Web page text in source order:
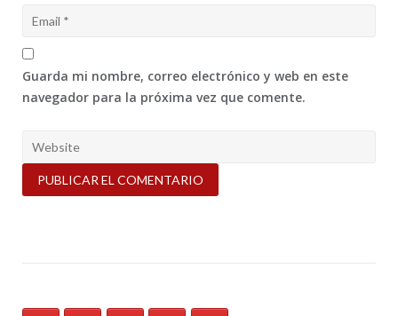
Guarda mi nombre, correo electrónico y web en este
navegador para la próxima vez que comente.